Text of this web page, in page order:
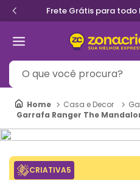
Frete Grátis para todo
O que você procura?
Casa e Decor
Garrafa Ranger The
CRIATIVA5